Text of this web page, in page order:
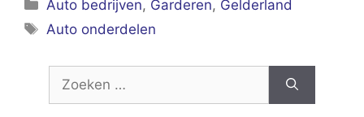
Auto bedrijven, Garderen, Gelderland
Tags
Auto onderdelen
naar: